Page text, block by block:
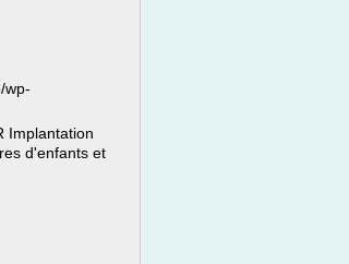
wp-
Implantation
d'enfants et